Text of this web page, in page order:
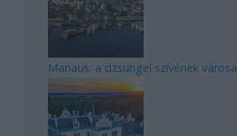
Manaus: a dzsungel szívének városa